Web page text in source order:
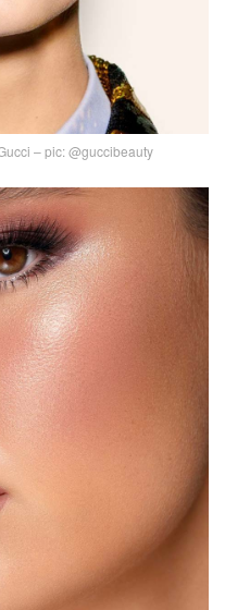
– pic: @guccibeauty